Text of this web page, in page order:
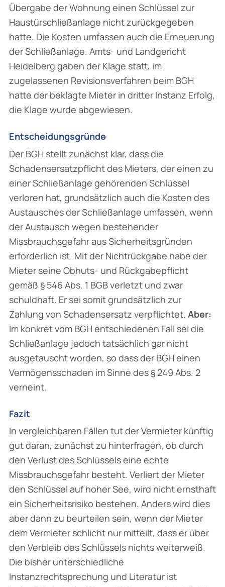
Übergabe der Wohnung einen Schlüssel zur
Haustürschließanlage nicht zurückgegeben
hatte. Die Kosten umfassen auch die Erneuerung
der Schließanlage. Amts- und Landgericht
Heidelberg gaben der Klage statt, im
zugelassenen Revisionsverfahren beim BGH
hatte der beklagte Mieter in dritter Instanz Erfolg,
die Klage wurde abgewiesen.
Entscheidungsgründe
Der BGH stellt zunächst klar, dass die
Schadensersatzpflicht des Mieters, der einen zu
einer Schließanlage gehörenden Schlüssel
verloren hat, grundsätzlich auch die Kosten des
Austausches der Schließanlage umfassen, wenn
der Austausch wegen bestehender
Missbrauchsgefahr aus Sicherheitsgründen
erforderlich ist. Mit der Nichtrückgabe habe der
Mieter seine Obhuts- und Rückgabepflicht
gemäß § 546 Abs. 1 BGB verletzt und zwar
schuldhaft. Er sei somit grundsätzlich zur
Zahlung von Schadensersatz verpflichtet. Aber:
Im konkret vom BGH entschiedenen Fall sei die
Schließanlage jedoch tatsächlich gar nicht
ausgetauscht worden, so dass der BGH einen
Vermögensschaden im Sinne des § 249 Abs. 2
verneint.
Fazit
In vergleichbaren Fällen tut der Vermieter künftig
gut daran, zunächst zu hinterfragen, ob durch
den Verlust des Schlüssels eine echte
Missbrauchsgefahr besteht. Verliert der Mieter
den Schlüssel auf hoher See, wird nicht ernsthaft
ein Sicherheitsrisiko bestehen. Anders wird dies
aber dann zu beurteilen sein, wenn der Mieter
dem Vermieter schlicht nur mitteilt, dass er über
den Verbleib des Schlüssels nichts weiterweiß.
Die bisher unterschiedliche
Instanzrechtsprechung und Literatur ist